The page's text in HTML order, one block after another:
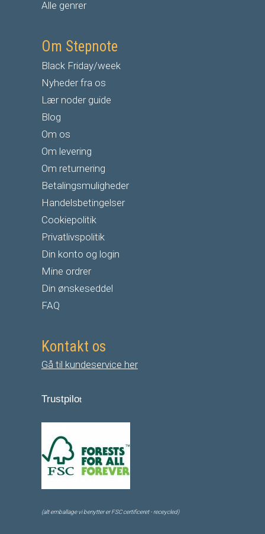
Alle genrer
Om Stepnote
Black Friday/week
Nyheder fra os
Lær noder guide
Blog
Om os
Om levering
Om returnering
Betalingsmuligheder
Handelsbetingelser
Cookiepolitik
Privatlivspolitik
Din konto og login
Mine ordrer
Din ønskeseddel
FAQ
Kontakt os
Gå til kundeservice her
Trustpilot
(alt emballage vi benytter er FSC certificeret - receycled)